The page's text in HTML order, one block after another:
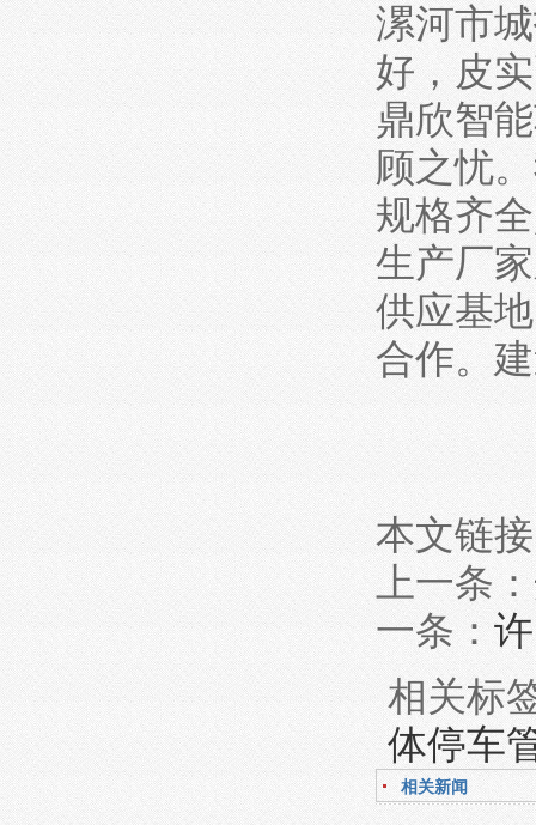
漯河市
好，皮
鼎欣智
顾之忧
规格齐
生产厂
供应基
合作。
本文链
上一条：
一条：
相关标
体停车
相关新闻